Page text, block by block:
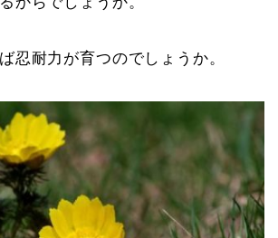
忍耐力が育つのでしょうか。